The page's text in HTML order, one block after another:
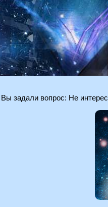
Вы задали вопрос: Не